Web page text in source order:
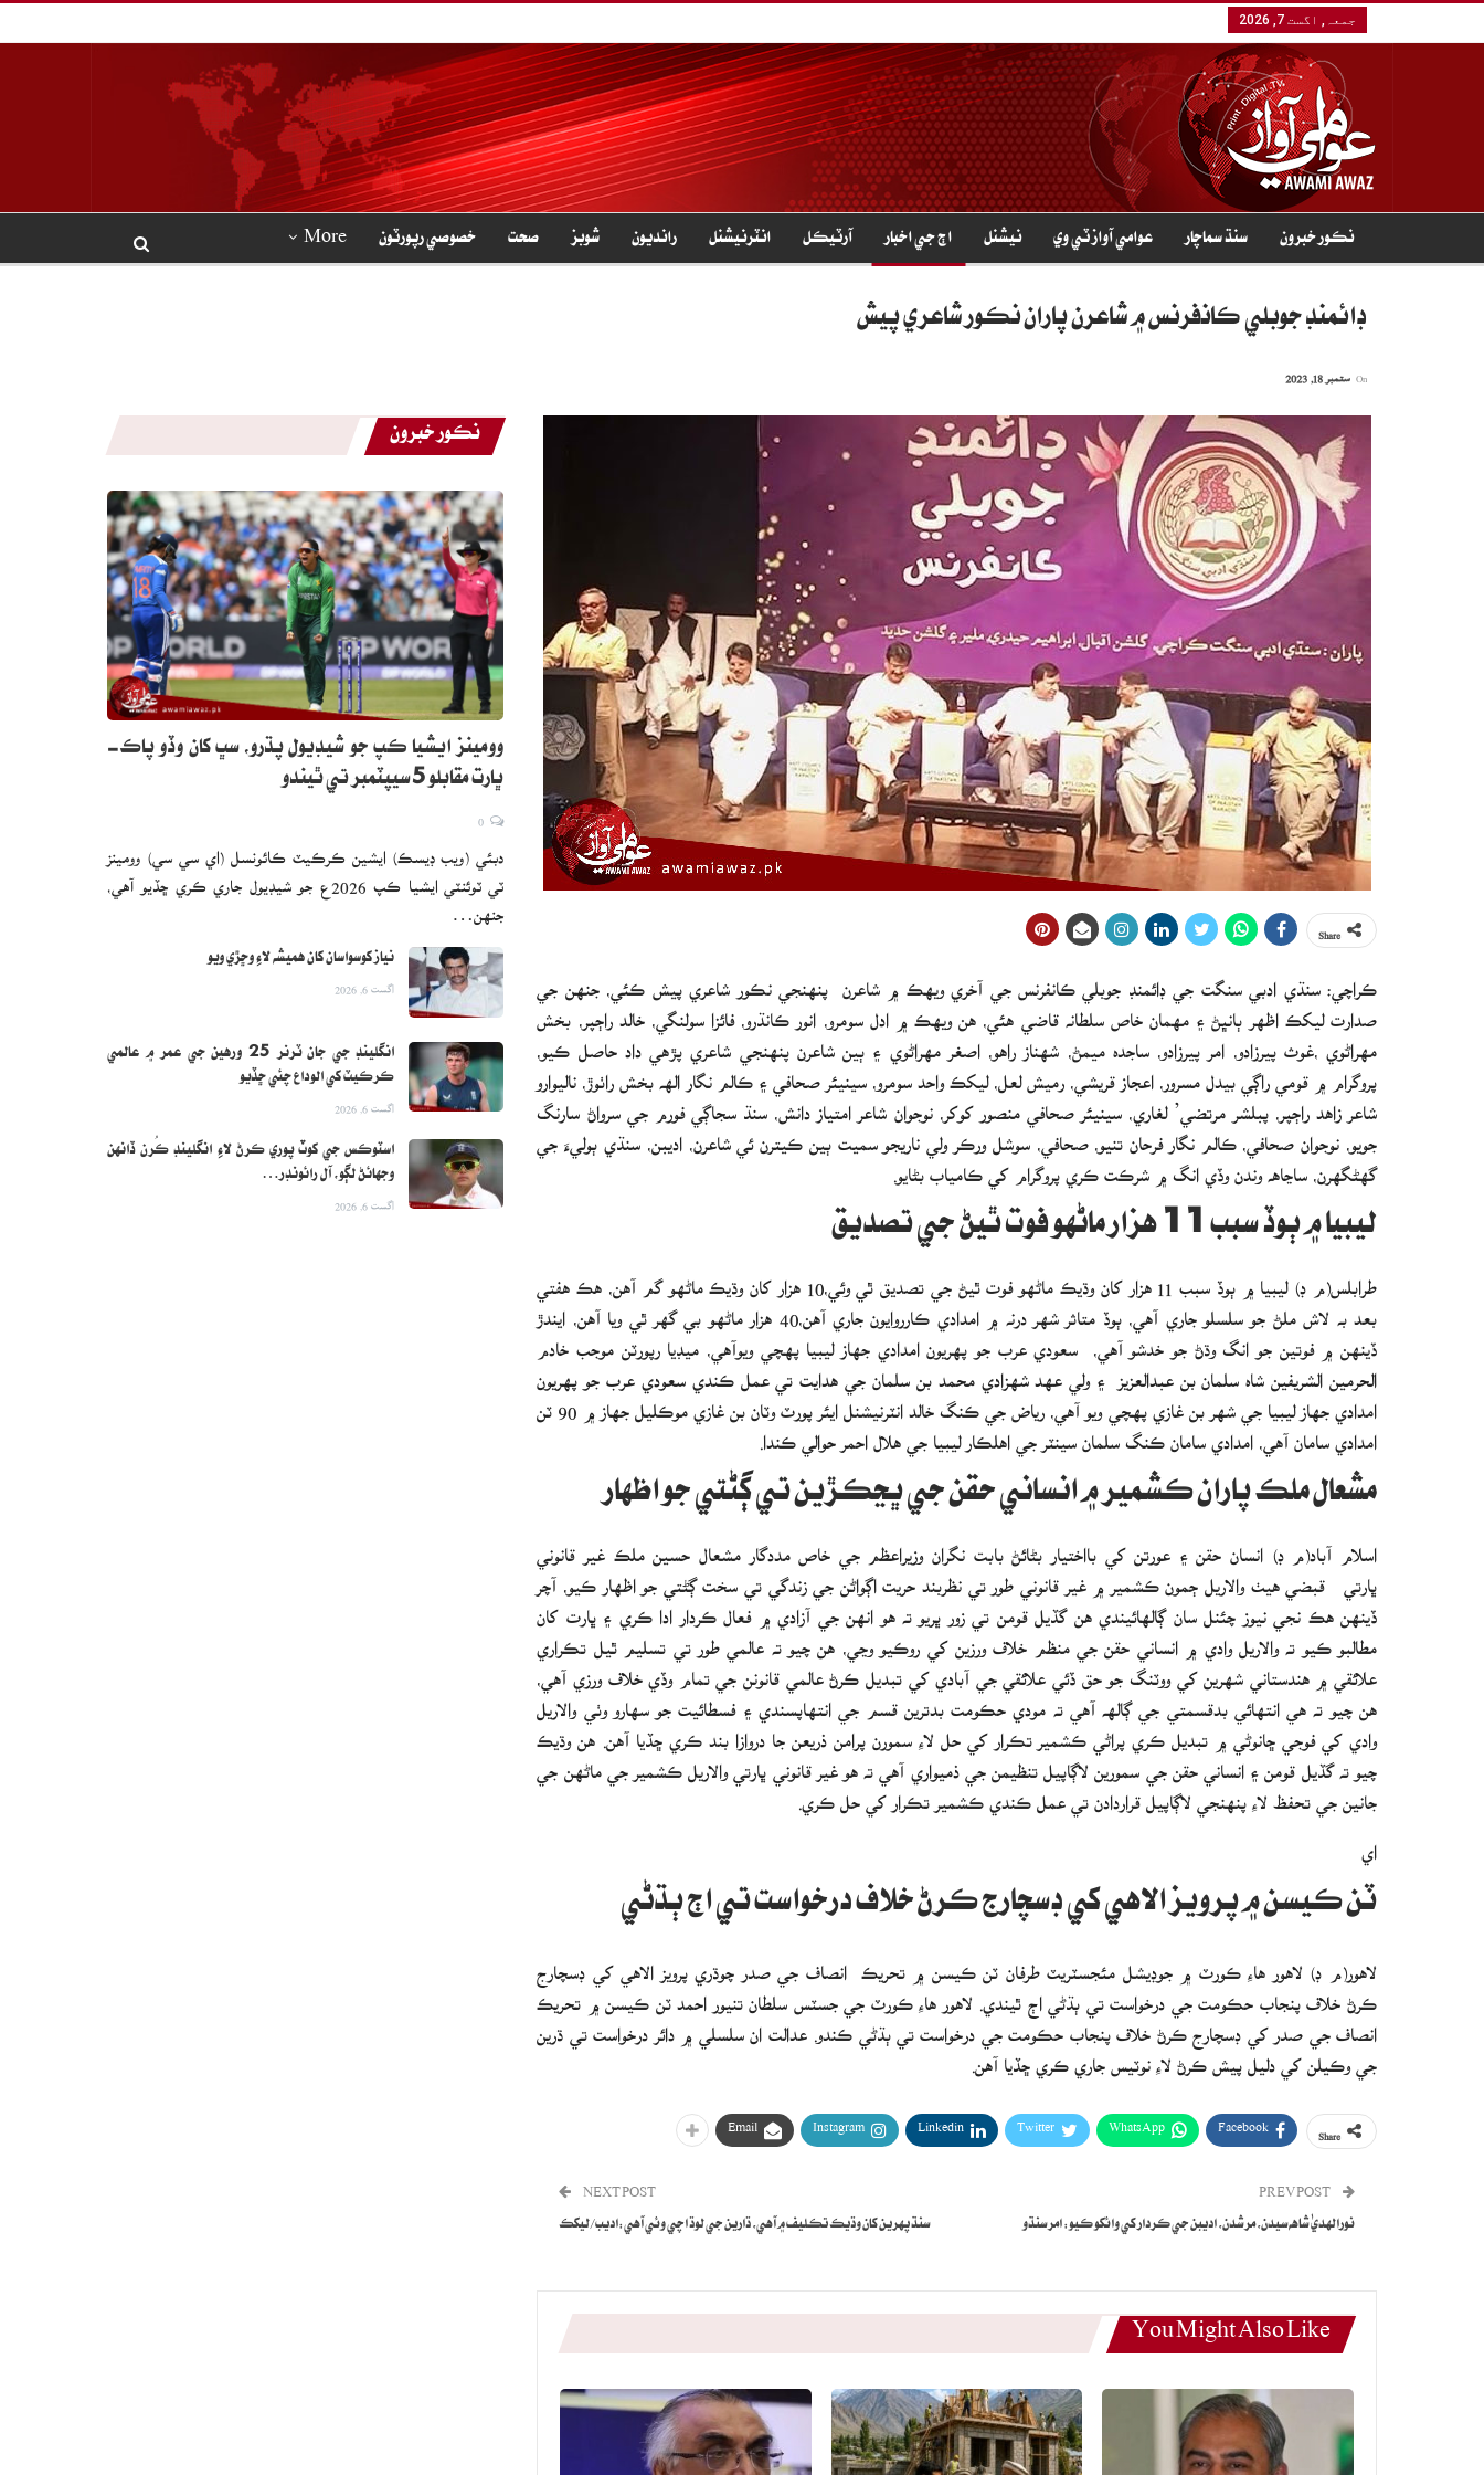
جمعہ, اگست 7, 2026
نڪور خبرون سنڌ سماچار عوامي آواز ٽي وي نيشنل اڄ جي اخبار آرٽيڪل انٽرنيشنل رانديون شوبز صحت خصوصي رپورٽون More
ڊائمنڊ جوبلي ڪانفرنس ۾ شاعرن پاران نڪور شاعري پيش
ڪراچي: سنڌي ادبي سنگت جي ڊائمنڊ جوبلي ڪانفرنس جي آخري ويهڪ ۾ شاعرن پنهنجي نڪور شاعري پيش ڪئي، جنهن جي
صدارت ليکڪ اظهر ٻانڀڻ ۽ مھمان خاص سلطانه قاضي هئي، هن ويهڪ ۾ ادل سومرو، انور ڪانڌرو، فائزا سولنگي، خالد راڄپر، بخش
مهراڻوي ،غوث پيرزادو، امر پيرزادو، ساجده ميمڻ، شهناز راهو، اصغر مهراڻوي ۽ ٻين شاعرن پنهنجي شاعري پڙهي داد حاصل ڪيو،
پروگرام ۾ قومي راڳي بيدل مسرور، اعجاز قريشي، رميش لعل، ليکڪ واحد سومرو، سينيئر صحافي ۽ ڪالم نگار الهه بخش راٺوڙ، ناليوارو
شاعر زاهد راڄپر، پبلشر مرتضي’ لغاري، سينيئر صحافي منصور کوکر، نوجوان شاعر امتياز دانش، سنڌ سجاڳي فورم جي سرواڻ سارنگ
جويو، نوجوان صحافي، ڪالم نگار فرحان تنيو، صحافي، سوشل ورڪر ولي ناريجو سميت ٻين ڪيترن ئي شاعرن، اديبن، سنڌي ٻوليءَ جي
گهڻگهرن، ساڃاهه وندن وڏي انگ ۾ شرڪت ڪري پروگرام کي ڪامياب بڻايو.
ليبيا ۾ ٻوڏ سبب 11 هزار ماڻهو فوت ٿيڻ جي تصديق
طرابلس(م ڊ) ليبيا ۾ ٻوڏ سبب 11 هزار کان وڌيڪ ماڻهو فوت ٿيڻ جي تصديق ٿي وئي،10 هزار کان وڌيڪ ماڻهو گم آهن، هڪ هفتي
بعد به لاش ملڻ جو سلسلو جاري آهي، ٻوڏ متاثر شهر درنه ۾ امدادي ڪارروايون جاري آهن،40 هزار ماڻهو بي گهر ٿي ويا آهن، ايندڙ
ڏينهن ۾ فوتين جو انگ وڌڻ جو خدشو آهي، سعودي عرب جو پهريون امدادي جهاز ليبيا پهچي ويوآهي، ميڊيا رپورٽن موجب خادم
الحرمين الشريفين شاه سلمان بن عبدالعزيز ۽ ولي عهد شهزادي محمد بن سلمان جي هدايت تي عمل ڪندي سعودي عرب جو پهريون
امدادي سامان آهي، امدادي سامان ڪنگ سلمان سينٽر جي اهلڪار ليبيا جي هلال احمر حوالي ڪندا.
مشعال ملڪ پاران ڪشمير ۾ انساني حقن جي ڀڃڪڙين تي ڳڻتي جو اظهار
اسلام آباد(م ڊ) انسان حقن ۽ عورتن کي بااختيار بڻائڻ بابت نگران وزيراعظم جي خاص مددگار مشعال حسين ملڪ غير قانوني
ڀارتي قبضي هيٺ والاريل ڄمون ڪشمير ۾ غير قانوني طور تي نظربند حريت اڳواڻن جي زندگي تي سخت ڳڻتي جو اظهار ڪيو، آچر
ڏينهن هڪ نجي نيوز چئنل سان ڳالهائيندي هن گڏيل قومن تي زور ڀريو ته هو انهن جي آزادي ۾ فعال ڪردار ادا ڪري ۽ ڀارت کان
مطالبو ڪيو ته والاريل وادي ۾ انساني حقن جي منظم خلاف ورزين کي روڪيو وڃي، هن چيو ته عالمي طور تي تسليم ٿيل تڪراري
علائقي ۾ هندستاني شهرين کي ووٽنگ جو حق ڏئي علائقي جي آبادي کي تبديل ڪرڻ عالمي قانونن جي تمام وڏي خلاف ورزي آهي،
هن چيو ته هي انتهائي بدقسمتي جي ڳالهه آهي ته مودي حڪومت بدترين قسم جي انتهاپسندي ۽ فسطائيت جو سهارو وٺي والاريل
وادي کي فوجي ڇانوڻي ۾ تبديل ڪري پراڻي ڪشمير تڪرار کي حل لاءِ سمورن پرامن ذريعن جا دروازا بند ڪري ڇڏيا آهن. هن وڌيڪ
چيو ته گڏيل قومن ۽ انساني حقن جي سمورين لاڳاپيل تنظيمن جي ذميواري آهي ته هو غير قانوني ڀارتي والاريل ڪشمير جي ماڻهن جي
جانين جي تحفظ لاءِ پنهنجي لاڳاپيل قراردادن تي عمل ڪندي ڪشمير تڪرار کي حل ڪري.
اي
ٽن ڪيسن ۾ پرويز الاهي کي ڊسچارج ڪرڻ خلاف درخواست تي اڄ ٻڌڻي
لاهور(م ڊ) لاهور هاءِ ڪورٽ ۾ جوڊيشل مئجسٽريٽ طرفان ٽن ڪيسن ۾ تحريڪ انصاف جي صدر چوڌري پرويز الاهي کي ڊسچارج
ڪرڻ خلاف پنجاب حڪومت جي درخواست تي ٻڌڻي اڄ ٿيندي. لاهور هاءِ ڪورٽ جي جسٽس سلطان تنيور احمد ٽن ڪيسن ۾ تحريڪ
انصاف جي صدر کي ڊسچارج ڪرڻ خلاف پنجاب حڪومت جي درخواست تي ٻڌڻي ڪندو. عدالت ان سلسلي ۾ دائر درخواست تي ڌرين
جي وڪيلن کي دليل پيش ڪرڻ لاءِ نوٽيس جاري ڪري ڇڏيا آهن.
Facebook
WhatsApp
Twitter
Linkedin
Instagram
Email
نورالهديٰ شاهه سيدن، مرشدن، اديبن جي ڪردار کي وائکو ڪيو: امر سنڌو
NEXT POST
سنڌ پهرين کان وڌيڪ تڪليف ۾ آهي، ڌارين جي لوڌ اچي وئي آهي:اديب/ليکڪ
You Might Also Like
نڪور خبرون
وومينز ايشيا ڪپ جو شيڊيول پڌرو، سڀ کان وڏو پاڪ-
ڀارت مقابلو 5 سيپٽمبر تي ٿيندو
دبئي (ويب ڊيسڪ) ايشين ڪرڪيٽ ڪائونسل (اي سي سي) وومينز
ٽي ٽوئنٽي ايشيا ڪپ 2026ع جو شيڊيول جاري ڪري ڇڏيو آهي،
نياز کوسواسان کان هميشه لاءِ وڇڙي ويو
اگست 6, 2026
انگلينڊ جي جان ٽرنر 25 ورهين جي عمر ۾ عالمي
ڪرڪيٽ کي الوداع چئي ڇڏيو
اگست 6, 2026
اسٽوڪس جي کوٽ پوري ڪرڻ لاءِ انگلينڊ ڪُرن ڏانهن
وجهائڻ لڳو، آل رائونڊر…
اگست 6, 2026